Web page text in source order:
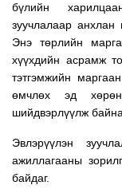
бүлийн
зуучлалаар анхлан
Энэ төрлийн
хүүхдийн асрамж
тэтгэмжийн
өмчлөх эд
шийдвэрлүүлж байна.
Эвлэрүүлэн
ажиллагааны
байдаг.